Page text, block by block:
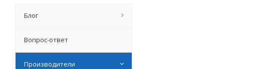
Блог
Вопрос-ответ
Производители